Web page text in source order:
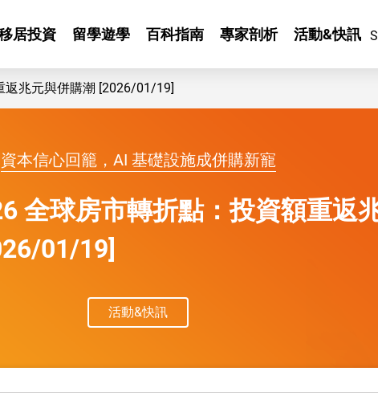
居投資 留學遊學 百科指南 專家剖析 活動&快訊
返兆元與併購潮 [2026/01/19]
資本信心回籠，AI 基礎設施成併購新寵
全球房市轉折點：投資額重返
01/19]
活動&快訊